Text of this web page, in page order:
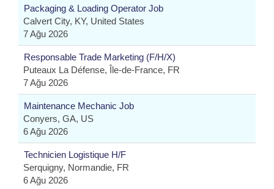
Packaging & Loading Operator Job
Calvert City, KY, United States
7 Ağu 2026
Responsable Trade Marketing (F/H/X)
Puteaux La Défense, Île-de-France, FR
7 Ağu 2026
Maintenance Mechanic Job
Conyers, GA, US
6 Ağu 2026
Technicien Logistique H/F
Serquigny, Normandie, FR
6 Ağu 2026